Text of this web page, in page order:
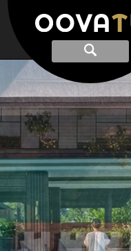
Afficher
recherche
Recherche